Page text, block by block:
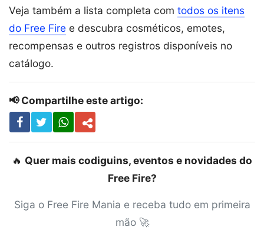
Veja também a lista completa com todos os itens
do Free Fire e descubra cosméticos, emotes,
recompensas e outros registros disponíveis no
catálogo.
📢 Compartilhe este artigo:
🔥 Quer mais codiguins, eventos e novidades do
Free Fire?
Siga o Free Fire Mania e receba tudo em primeira
mão 🚀